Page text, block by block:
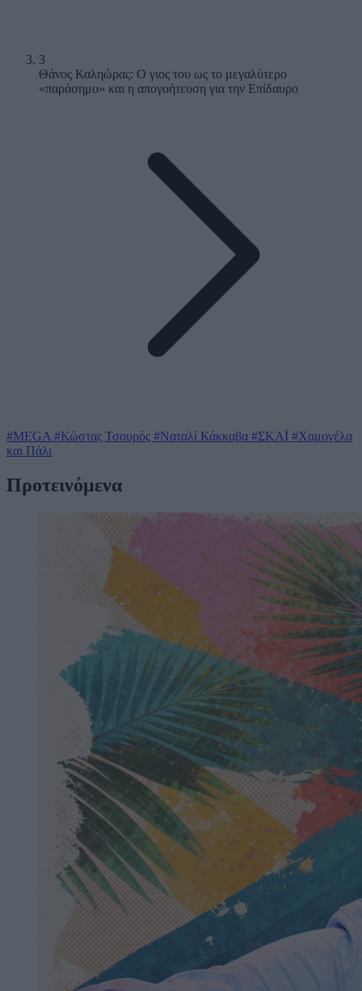
3
Θάνος Καληώρας: Ο γιος του ως το μεγαλύτερο
«παράσημο» και η απογοήτευση για την Επίδαυρο
#MEGA #Κώστας Τσουρός #Ναταλί Κάκκαβα #ΣΚΑΪ #Χαμογέλα
και Πάλι
Προτεινόμενα